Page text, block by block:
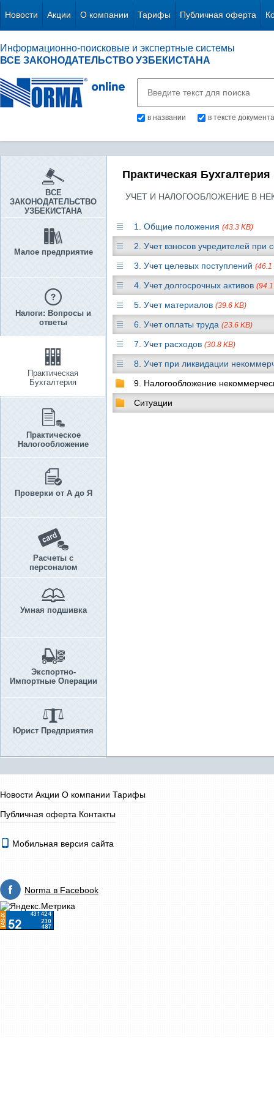
Новости Акции О компании Тарифы Публичная оферта
Информационно-поисковые и экспертные системы
ВСЕ ЗАКОНОДАТЕЛЬСТВО УЗБЕКИСТАНА
в названии в тексте документа
ВСЕ
ЗАКОНОДАТЕЛЬСТВО
УЗБЕКИСТАНА
Малое предприятие
Налоги: Вопросы и
ответы
Практическая
Бухгалтерия
Практическое
Налогообложение
Проверки от А до Я
Расчеты с
персоналом
Умная подшивка
Экспортно-
Импортные Операции
Юрист Предприятия
Практическая Бухгалтерия
УЧЕТ И НАЛОГООБЛОЖЕНИЕ В
1. Общие положения (43.3 KB)
2. Учет взносов учредителей при
3. Учет целевых поступлений (46.1
4. Учет долгосрочных активов
5. Учет материалов (39.6 KB)
6. Учет оплаты труда (23.6 KB)
7. Учет расходов (30.8 KB)
8. Учет при ликвидации
9. Налогообложение
Ситуации
Новости Акции О компании Тарифы
Публичная оферта Контакты
Мобильная версия сайта
Norma в Facebook